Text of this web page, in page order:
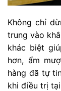
Không chỉ
trung vào
khác biệt
hơn, ẩm
hàng đã tự
khi điều trị